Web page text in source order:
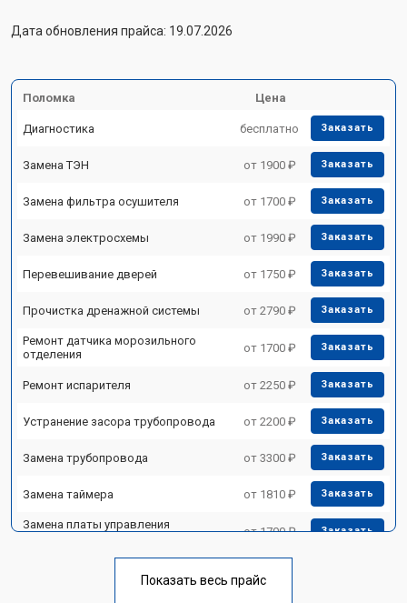
Дата обновления прайса: 19.07.2026
Поломка Цена
Диагностика бесплатно Заказать
Замена ТЭН от 1900 ₽ Заказать
Замена фильтра осушителя от 1700 ₽ Заказать
Замена электросхемы от 1990 ₽ Заказать
Перевешивание дверей от 1750 ₽ Заказать
Прочистка дренажной системы от 2790 ₽ Заказать
Ремонт датчика морозильного
отделения
от 1700 ₽ Заказать
Ремонт испарителя от 2250 ₽ Заказать
Устранение засора трубопровода от 2200 ₽ Заказать
Замена трубопровода от 3300 ₽ Заказать
Замена таймера от 1810 ₽ Заказать
Замена платы управления
от 1700 ₽ Заказать
Ремонт/замена датчика
Показать весь прайс